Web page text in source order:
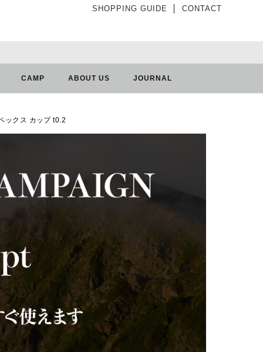
SHOPPING GUIDE CONTACT
CAMP ABOUT US JOURNAL
ックス カップ t0.2